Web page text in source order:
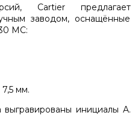
Cartier предлагает
заводом, оснащённые
MC:
мм.
инициалы A.